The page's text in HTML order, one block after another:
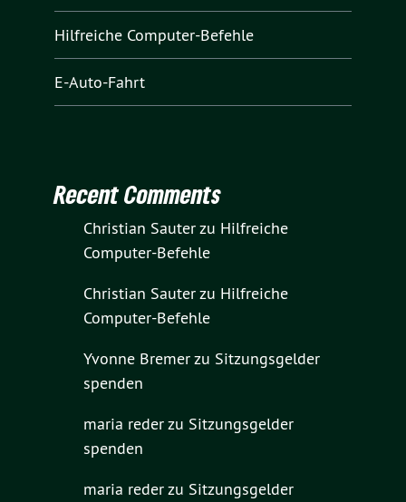
Hilfreiche Computer-Befehle
E-Auto-Fahrt
Recent Comments
Christian Sauterzu Hilfreiche
Computer-Befehle
Christian Sauterzu Hilfreiche
Computer-Befehle
Yvonne Bremerzu Sitzungsgelder
spenden
maria rederzu Sitzungsgelder
spenden
maria rederzu Sitzungsgelder